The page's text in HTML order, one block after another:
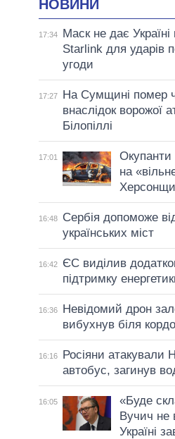
НОВИНИ
17:34
Маск не дає
Starlink для ударів
угоди
17:27
На Сумщині помер
внаслідок ворожої
Білопіллі
17:01
Окупанти
на
16:48
Сербія допоможе
українських міст
16:42
ЄС виділив
підтримку
16:36
Невідомий дрон
вибухнув біля
16:16
Росіяни атакували
автобус, загинув
16:05
«Буде
Вучич не
Україні